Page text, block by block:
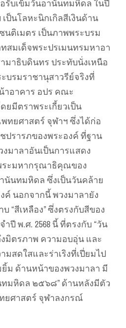
รับเข็มวันอานันทมหิดล ในปี
เป็นโลหะนิกเกิลสีเงินด้าน
นติเมตร เป็นภาพพระบรม
สมเด็จพระปรเมนทรมหาอา
มาธิบดินทร ประทับนั่งเหนือ
บรมราชานุสาวรีย์จริงที่
อาคาร อปร คณะ
ยมีตราพระเกี้ยวเป็น
ยศาสตร์ จุฬาฯ ซึ่งได้ก่อ
ปรารภของพระองค์ ที่ฐาน
มาลาอันเป็นการแสดง
ระมหากรุณาธิคุณของ
นันทมหิดล ซึ่งเป็นวันคล้าย
ค์ นอกจากนี้ พวงมาลายัง
“สีเหลือง” ซึ่งตรงกับสีของ
ปี พ.ศ. 2568 นี้ ที่ตรงกับ “วัน
มิตรภาพ ความอบอุ่น และ
มสดใสและร่าเริงที่เปี่ยมไป
ม ด้านหน้าของพวงมาลา มี
มหิดล ๒๕๖๘” ด้านหลังมีตัว
ยศาสตร์ จุฬาลงกรณ์